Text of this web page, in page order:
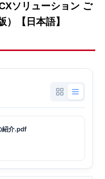
ソリューション ご
）【日本語】
紹介.pdf